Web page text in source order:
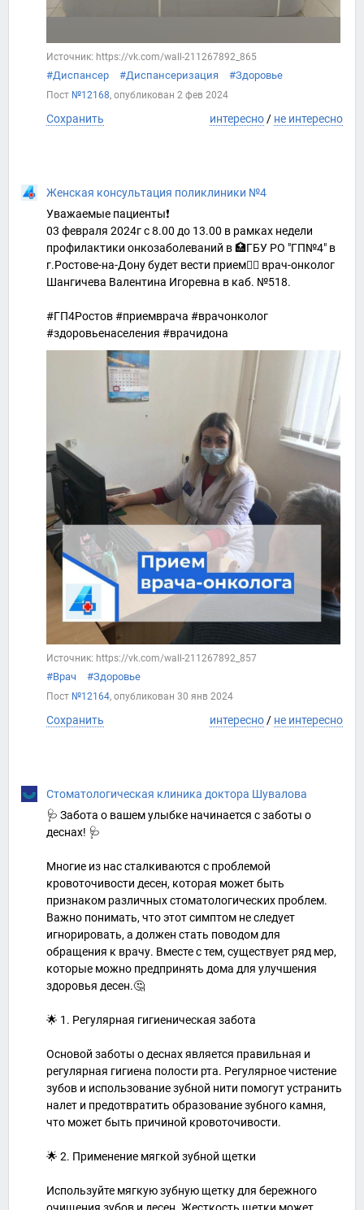
Источник: https://vk.com/wall-211267892_865
#Диспансер #Диспансеризация #Здоровье
Пост №12168, опубликован 2 фев 2024
Сохранить интересно / не интересно
Женская консультация поликлиники №4
Уважаемые пациенты❗️
03 февраля 2024г с 8.00 до 13.00 в рамках недели
профилактики онкозаболеваний в 🏥ГБУ РО "ГП№4" в
г.Ростове-на-Дону будет вести прием👩‍⚕ врач-онколог
Шангичева Валентина Игоревна в каб. №518.
#ГП4Ростов #приемврача #врачонколог
#здоровьенаселения #врачидона
Источник: https://vk.com/wall-211267892_857
#Врач #Здоровье
Пост №12164, опубликован 30 янв 2024
Сохранить интересно / не интересно
Стоматологическая клиника доктора Шувалова
🩺 Забота о вашем улыбке начинается с заботы о
деснах! 🩺
Многие из нас сталкиваются с проблемой
кровоточивости десен, которая может быть
признаком различных стоматологических проблем.
Важно понимать, что этот симптом не следует
игнорировать, а должен стать поводом для
обращения к врачу. Вместе с тем, существует ряд мер,
которые можно предпринять дома для улучшения
здоровья десен.🤔
🌟 1. Регулярная гигиеническая забота
Основой заботы о деснах является правильная и
регулярная гигиена полости рта. Регулярное чистение
зубов и использование зубной нити помогут устранить
налет и предотвратить образование зубного камня,
что может быть причиной кровоточивости.
🌟 2. Применение мягкой зубной щетки
Используйте мягкую зубную щетку для бережного
очищения зубов и десен. Жесткость щетки может